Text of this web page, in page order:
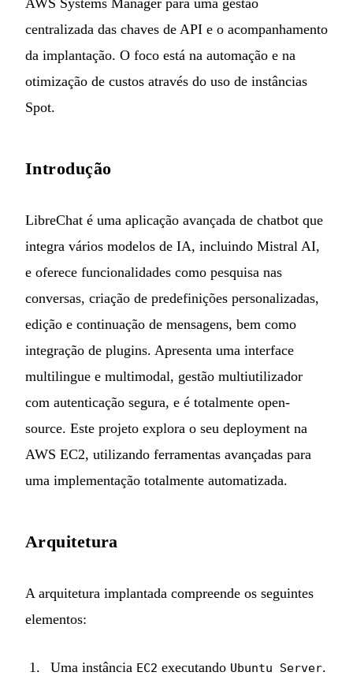
AWS Systems Manager para uma gestão
centralizada das chaves de API e o acompanhamento
da implantação. O foco está na automação e na
otimização de custos através do uso de instâncias
Spot.
Introdução
LibreChat é uma aplicação avançada de chatbot que
integra vários modelos de IA, incluindo Mistral AI,
e oferece funcionalidades como pesquisa nas
conversas, criação de predefinições personalizadas,
edição e continuação de mensagens, bem como
integração de plugins. Apresenta uma interface
multilingue e multimodal, gestão multiutilizador
com autenticação segura, e é totalmente open-
source. Este projeto explora o seu deployment na
AWS EC2, utilizando ferramentas avançadas para
uma implementação totalmente automatizada.
Arquitetura
A arquitetura implantada compreende os seguintes
elementos:
Uma instância EC2 executando Ubuntu Server.